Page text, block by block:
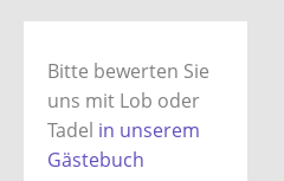
Bitte bewerten Sie
uns mit Lob oder
Tadel in unserem
Gästebuch